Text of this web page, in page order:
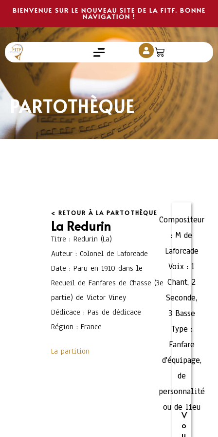
BIENVENUE SUR LE NOUVEAU SITE DE LA FITF. BONNE
NAVIGATION !
PARTOTHÈQUE
< RETOUR À LA PARTOTHÈQUE
La Redurin
Titre : Redurin (La)
Auteur : Colonel de Laforcade
Date : Paru en 1910 dans le
Recueil de Fanfares de Chasse (3e
partie) de Victor Viney
Dédicace : Pas de dédicace
Région : France
La partition
Compositeur
: M de
Laforcade
Voix : 1
Chant,2
Seconde,
3 Basse
Type :
Fanfare
d'équipage,
de
personnalité
ou de lieu
V
o
u